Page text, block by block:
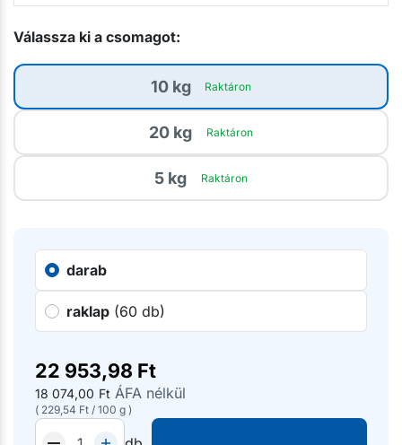
Válassza ki a csomagot:
10 kg Raktáron
20 kg Raktáron
5 kg Raktáron
darab
raklap (60 db)
22 953,98 Ft
18 074,00 Ft ÁFA nélkül
( 229,54 Ft / 100 g )